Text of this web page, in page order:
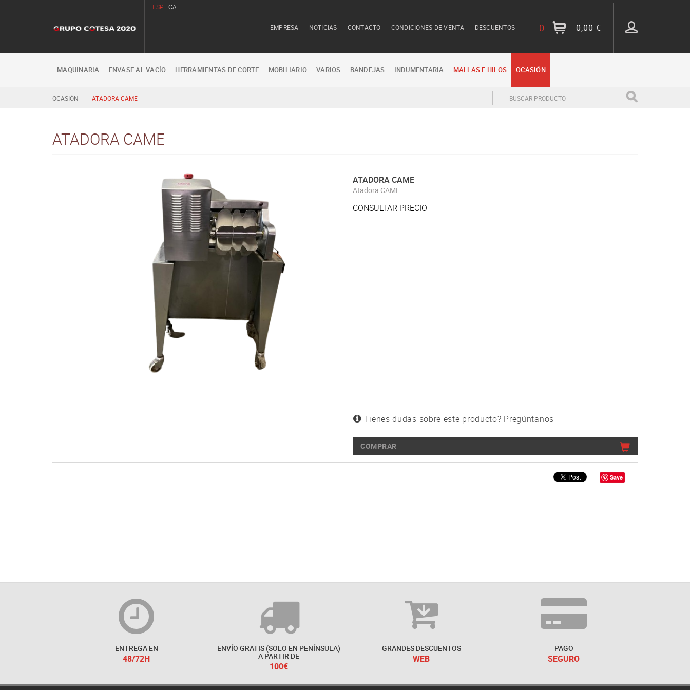
ESP CAT
0,00 €
0
EMPRESA NOTICIAS CONTACTO CONDICIONES DE VENTA DESCUENTOS
MAQUINARIA ENVASE AL VACÍO HERRAMIENTAS DE CORTE MOBILIARIO VARIOS BANDEJAS INDUMENTARIA MALLAS E HILOS OCASIÓN
OCASIÓN ATADORA CAME
ATADORA CAME
ATADORA CAME
Atadora CAME
CONSULTAR PRECIO
Tienes dudas sobre este producto? Pregúntanos
COMPRAR
Save
ENTREGA EN
48/72H
ENVÍO GRATIS (SOLO EN PENÍNSULA)
A PARTIR DE
100€
GRANDES DESCUENTOS
WEB
PAGO
SEGURO